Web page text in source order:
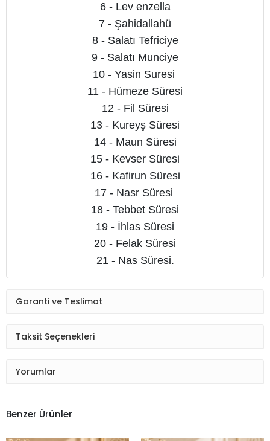
6 - Lev enzella
7 - Şahidallahü
8 - Salatı Tefriciye
9 - Salatı Munciye
10 - Yasin Suresi
11 - Hümeze Süresi
12 - Fil Süresi
13 - Kureyş Süresi
14 - Maun Süresi
15 - Kevser Süresi
16 - Kafirun Süresi
17 - Nasr Süresi
18 - Tebbet Süresi
19 - İhlas Süresi
20 - Felak Süresi
21 - Nas Süresi.
Garanti ve Teslimat
Taksit Seçenekleri
Yorumlar
Benzer Ürünler